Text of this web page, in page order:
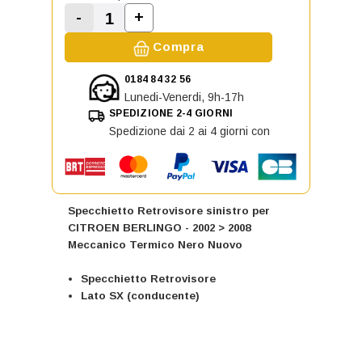
Specchietto Retrovisore sinistro per
CITROEN BERLINGO - 2002 > 2008
Meccanico Termico Nero Nuovo
Specchietto Retrovisore
Lato SX (conducente)
Diminuisci la quantità di Specchietto
-
Aumenta la quantità di
+
Compra
0184 84 32 56
Lunedi-Venerdi, 9h-17h
SPEDIZIONE 2-4 GIORNI
Spedizione dai 2 ai 4 giorni con